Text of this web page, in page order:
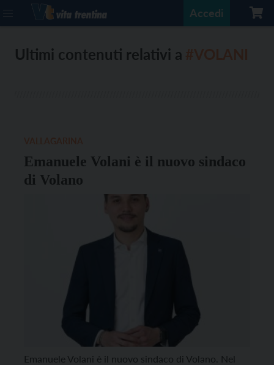
Accedi
Ultimi contenuti relativi a
Emanuele Volani è il nuovo sindaco
di Volano
Emanuele Volani è il nuovo sindaco di Volano. Nel